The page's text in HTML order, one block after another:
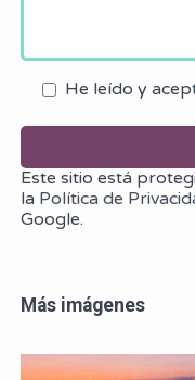
He leído y
Este sitio está
la Política de
Google.
Más imágenes